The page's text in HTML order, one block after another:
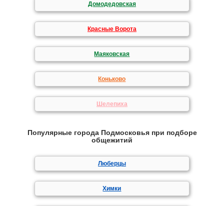
Домодедовская
Красные Ворота
Маяковская
Коньково
Шелепиха
Популярные города Подмосковья при подборе
общежитий
Люберцы
Химки